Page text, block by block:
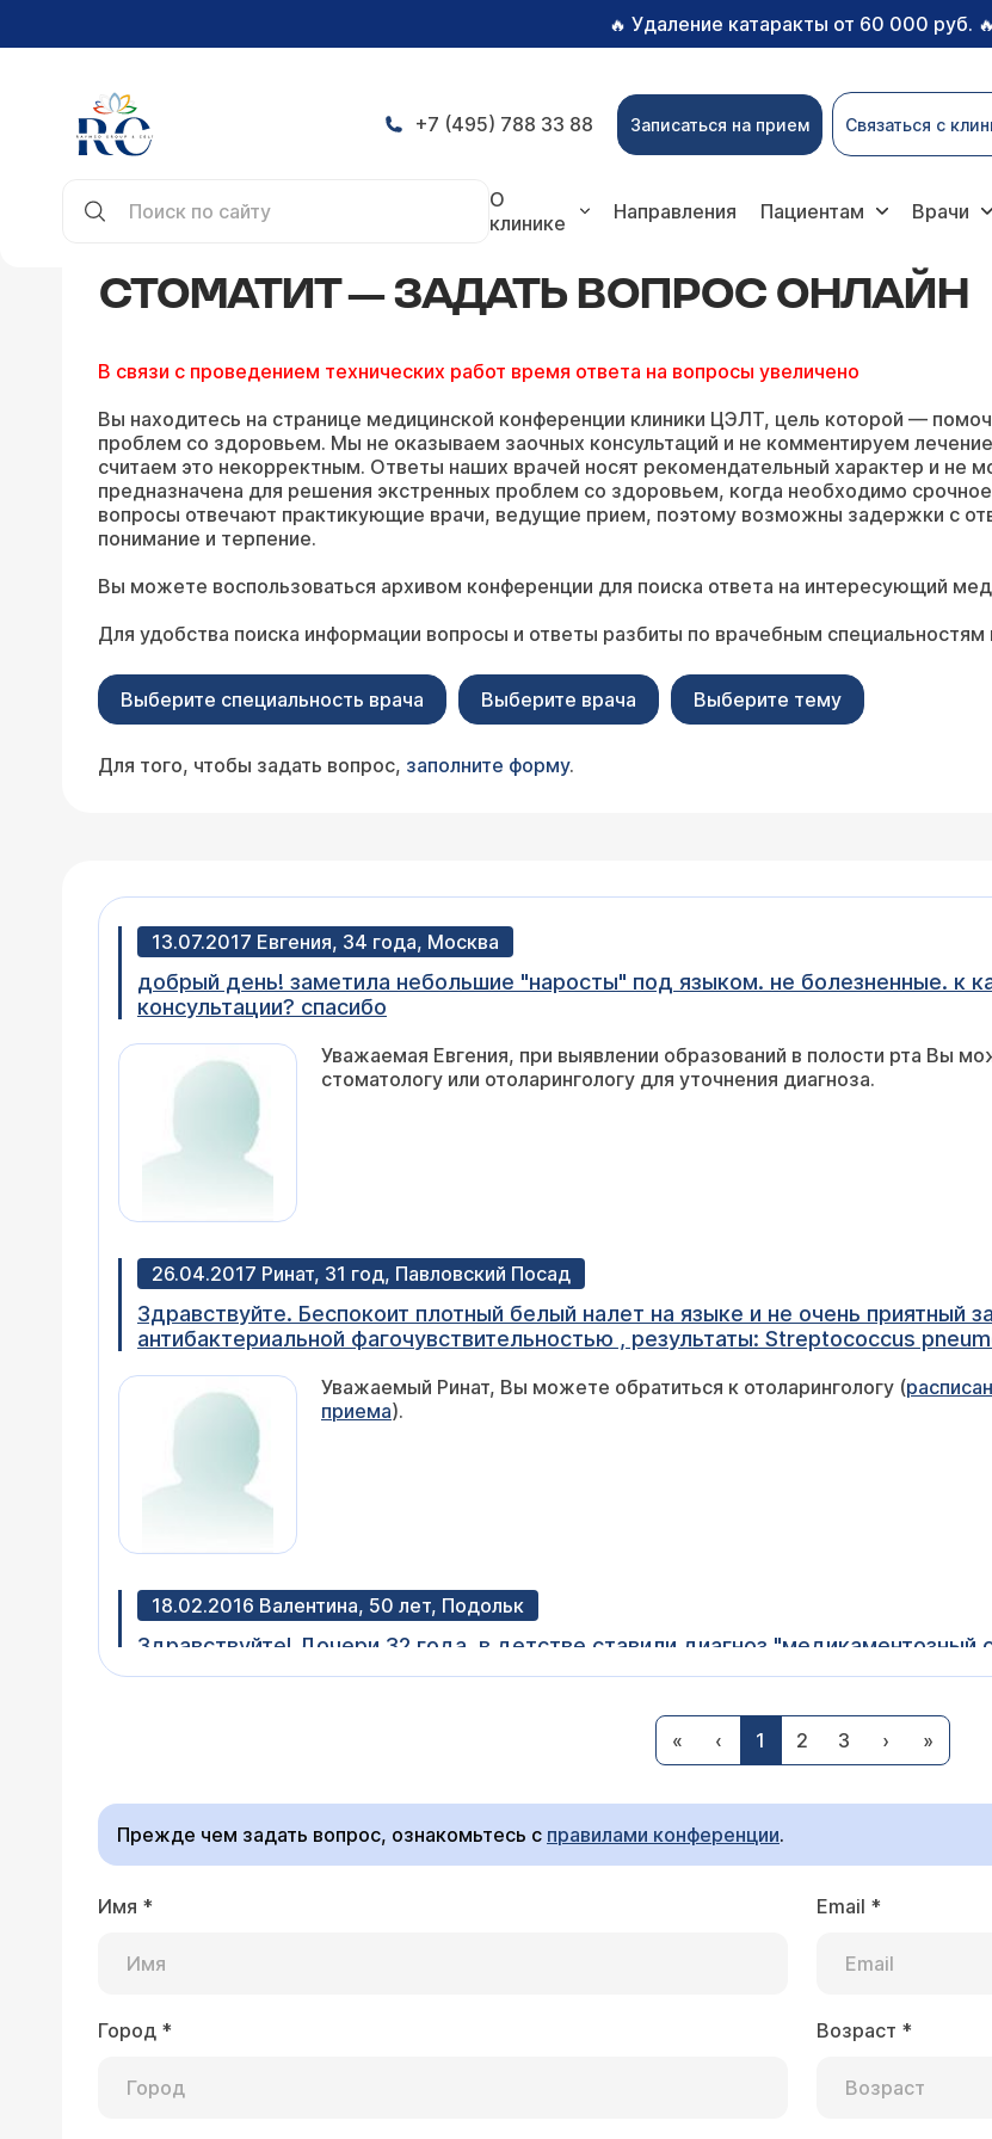
🔥 Удаление катаракты от 60 000 руб. 🔥
+7 (495) 788 33 88 Записаться на прием Связаться с
О
клинике
Направления Пациентам Врачи
СТОМАТИТ — ЗАДАТЬ ВОПРОС ОНЛАЙН
В связи с проведением технических работ время ответа на вопросы увеличено
Вы находитесь на странице медицинской конференции клиники ЦЭЛТ, цель которой —
проблем со здоровьем. Мы не оказываем заочных консультаций и не комментируем
считаем это некорректным. Ответы наших врачей носят рекомендательный характер и не
предназначена для решения экстренных проблем со здоровьем, когда необходимо
вопросы отвечают практикующие врачи, ведущие прием, поэтому возможны задержки с
понимание и терпение.
Вы можете воспользоваться архивом конференции для поиска ответа на интересующий
Для удобства поиска информации вопросы и ответы разбиты по врачебным специальностям
Выберите специальность врача Выберите врача Выберите тему
Для того, чтобы задать вопрос, заполните форму.
13.07.2017 Евгения, 34 года, Москва
добрый день! заметила небольшие "наросты" под языком. не болезненные. к
консультации? спасибо
Уважаемая Евгения, при выявлении образований в полости рта Вы
стоматологу или отоларингологу для уточнения диагноза.
26.04.2017 Ринат, 31 год, Павловский Посад
Здравствуйте. Беспокоит плотный белый налет на языке и не очень приятный запах изо рта. Сдавал
антибактериальной фагочувствительностью , результаты: Streptococcus
кроме рефлюксной болезни и хеликобактер. Заранее спасибо.
Уважаемый Ринат, Вы можете обратиться к отоларингологу (
приема).
18.02.2016 Валентина, 50 лет, Подольк
Здравствуйте! Дочери 32 года, в детстве ставили диагноз "медикаментозный
возникает периодически. Стоматологи городской клиники рекомендуют
Уважаемая Валентина, "медикаментозный стоматит" не возникает
воздействия лекарственных препаратов. Обращаться надо к
Здравствуйте! У моего 19 летнего сына в течение 6 лет появляются афтозные
непрерывно. Мы обследовались и лечились у многих врачей, но результата
препаратов и приёма антибиотика «Вильпрафен», высыпания прекратились на
высыпания стали многочисленными с локализацией либо в одном месте, либо
Уважаемая Наталья, первый вопрос - какой установлен диагноз?
всему, обследование проводилось и не раз. Чтобы ответить на Ваш
« ‹ 1 2 3 › »
Прежде чем задать вопрос, ознакомьтесь с правилами конференции.
Имя * Email *
Город * Возраст *